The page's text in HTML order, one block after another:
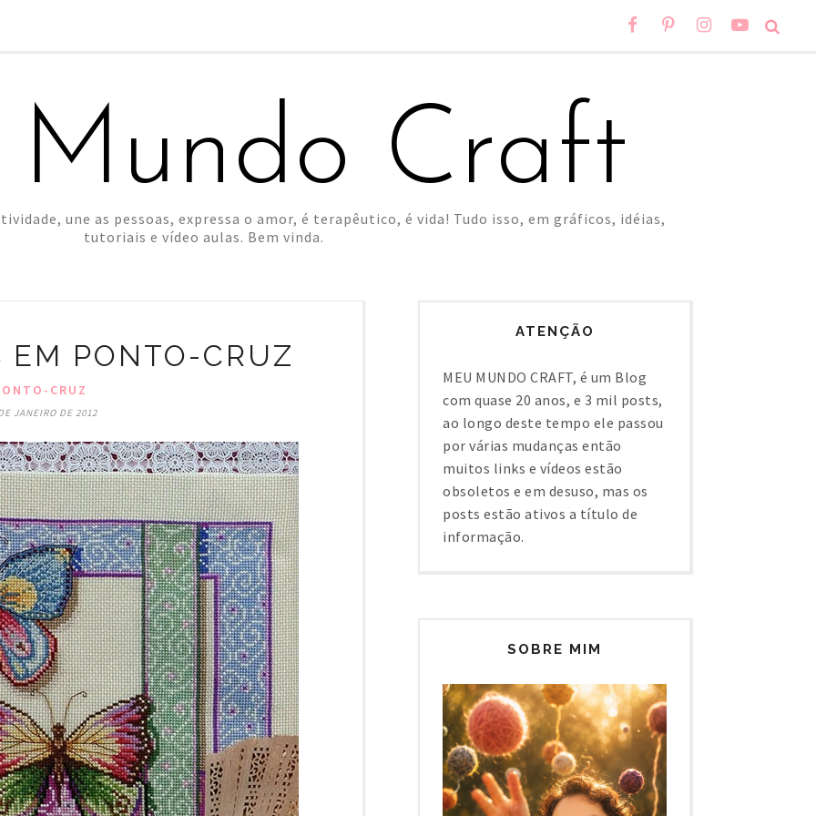
Craft
une as pessoas, expressa o amor, é terapêutico, é vida! Tudo isso, em gráficos, idéias,
tutoriais e vídeo aulas. Bem vinda.
EM PONTO-CRUZ
CRUZ
JANEIRO DE 2012
ATENÇÃO
MEU MUNDO CRAFT, é um Blog
com quase 20 anos, e 3 mil posts,
ao longo deste tempo ele passou
por várias mudanças então
muitos links e vídeos estão
obsoletos e em desuso, mas os
posts estão ativos a título de
informação.
SOBRE MIM